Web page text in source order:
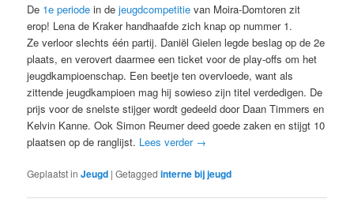
De 1e periode in dejeugdcompetitie van Moira-Domtoren zit
erop! Lena de Kraker handhaafde zich knap op nummer 1.
Ze verloor slechts één partij. Daniël Gielen legde beslag op de 2e
plaats, en verovert daarmee een ticket voor de play-offs om het
jeugdkampioenschap. Een beetje ten overvloede, want als
zittende jeugdkampioen mag hij sowieso zijn titel verdedigen. De
prijs voor de snelste stijger wordt gedeeld door Daan Timmers en
Kelvin Kanne. Ook Simon Reumer deed goede zaken en stijgt 10
plaatsen op de ranglijst. Lees verder →
Geplaatst in Jeugd |Getagged interne bij jeugd